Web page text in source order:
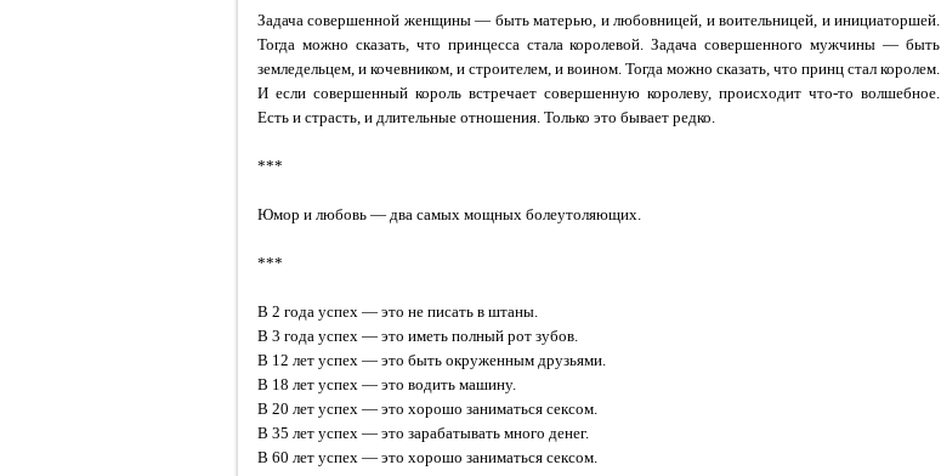
Задача совершенной женщины — быть матерью, и любовницей, и воительницей, и инициаторшей.
Тогда можно сказать, что принцесса стала королевой. Задача совершенного мужчины — быть
земледельцем, и кочевником, и строителем, и воином. Тогда можно сказать, что принц стал королем.
И если совершенный король встречает совершенную королеву, происходит что-то волшебное.
Есть и страсть, и длительные отношения. Только это бывает редко.
***
Юмор и любовь — два самых мощных болеутоляющих.
***
В 2 года успех — это не писать в штаны.
В 3 года успех — это иметь полный рот зубов.
В 12 лет успех — это быть окруженным друзьями.
В 18 лет успех — это водить машину.
В 20 лет успех — это хорошо заниматься сексом.
В 35 лет успех — это зарабатывать много денег.
В 60 лет успех — это хорошо заниматься сексом.